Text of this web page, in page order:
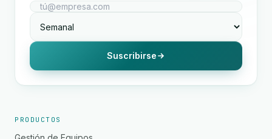
Suscribirse
PRODUCTOS